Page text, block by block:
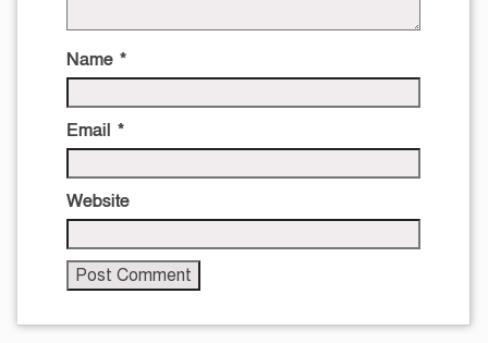
Name *
Email *
Website